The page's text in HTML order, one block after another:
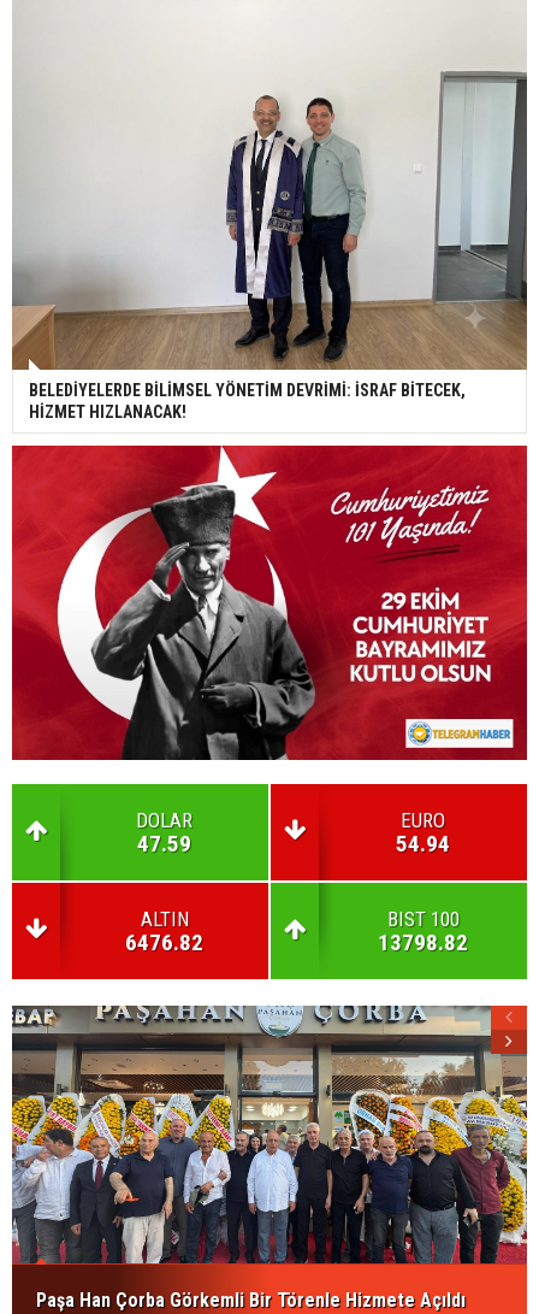
BELEDİYELERDE BİLİMSEL YÖNETİM DEVRİMİ: İSRAF BİTECEK,
HİZMET HIZLANACAK!
DOLAR
47.59
EURO
54.94
ALTIN
6476.82
BIST 100
13798.82
Paşa Han Çorba Görkemli Bir Törenle Hizmete Açıldı